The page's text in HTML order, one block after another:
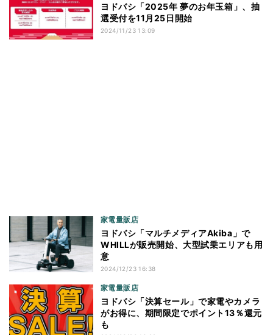
ヨドバシ「2025年 夢のお年玉箱」、抽
選受付を11月25日開始
2024/11/23 13:09
家電量販店
ヨドバシ「マルチメディアAkiba」で
WHILLが販売開始、大型試乗エリアも用
意
2024/12/23 16:38
家電量販店
ヨドバシ「決算セール」で家電やカメラ
がお得に、期間限定でポイント13％還元
も